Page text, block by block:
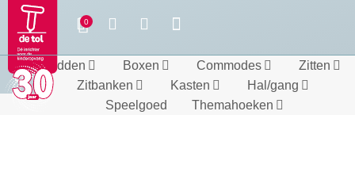
Bedden Boxen Commodes
Zitten
Zitbanken
Kasten
Hal/gang
Speelgoed
Themahoeken